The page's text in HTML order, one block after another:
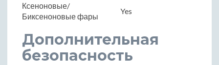
Ксеноновые/
Биксеноновые фары
Yes
Дополнительная
безопасность